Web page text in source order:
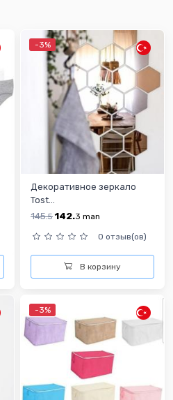
-3%
Декоративное зеркало
Tost...
145.5 142.3 man
0 отзыв(ов)
В корзину
-3%